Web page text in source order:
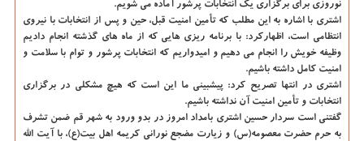
نوروزی برای برگزاری یک انتخابات پرشور آماده می شویم.
اشتری با اشاره به این مطلب که تأمین امنیت قبل، حین و پس از انتخابات با نیروی
انتظامی است، اظهارکرد: با برنامه ریزی هایی که از ماه های گذشته انجام دادیم
وظیفه خویش را انجام می دهیم و امیدواریم که انتخابات پرشور و توام با سلامت و
امنیت کامل داشته باشیم.
اشتری در انتها تصریح کرد: پیشبینی ما این است که هیچ مشکلی در برگزاری
انتخابات و تأمین امنیت آن نداشته باشیم.
گفتنی است سردار حسین اشتری بامداد امروز در بدو ورود به شهر قم ضمن تشرف
به حرم حضرت معصومه(س) و زیارت مضجع نورانی کریمه اهل بیت(ع)، با آیت الله